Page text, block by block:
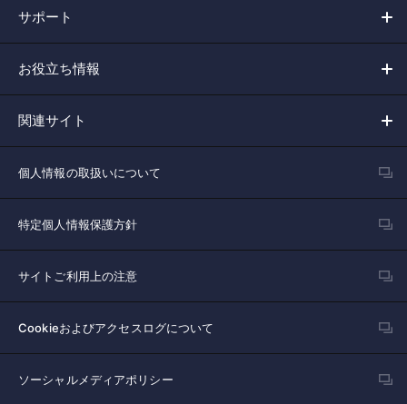
サポート
お役立ち情報
関連サイト
個人情報の取扱いについて
特定個人情報保護方針
サイトご利用上の注意
Cookieおよびアクセスログについて
ソーシャルメディアポリシー